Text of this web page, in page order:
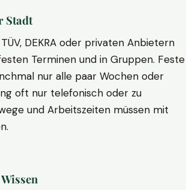
Stadt
DEKRA oder privaten Anbietern
Terminen und in Gruppen. Feste
nur alle paar Wochen oder
oft nur telefonisch oder zu
und Arbeitszeiten müssen mit